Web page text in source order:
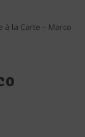
à la Carte – Marco